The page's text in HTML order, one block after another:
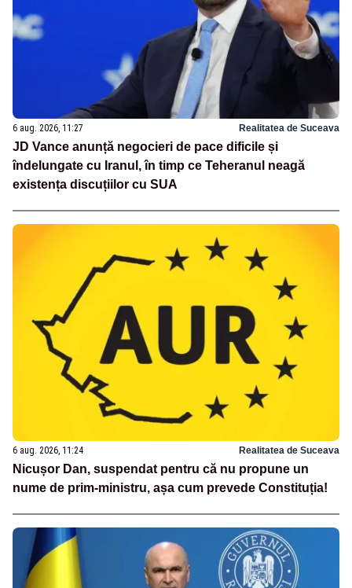
6 aug. 2026, 11:27 Realitatea de Suceava
JD Vance anunță negocieri de pace dificile și
îndelungate cu Iranul, în timp ce Teheranul neagă
existența discuțiilor cu SUA
6 aug. 2026, 11:24 Realitatea de Suceava
Nicușor Dan, suspendat pentru că nu propune un
nume de prim-ministru, așa cum prevede Constituția!